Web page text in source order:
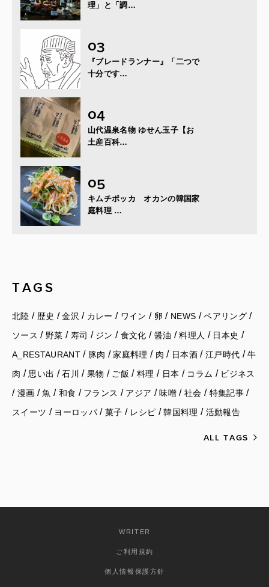
理」と「調…
『ブレードランナー』「二つで
十分です…
山代温泉名物 ゆせん玉子【お
土産百科…
キムチポッカ オカンの韓国家
庭料理 …
TAGS
北陸 / 歴史 /金沢 / カレー / ワイン / 卵 / NEWS /ペアリング/
ソース / 野菜 / 寿司 / ジン / 食文化 / 醤油 /料理人 / 日本史 /
A_RESTAURANT/ 豚肉 /家庭料理 / 肉 / 日本酒/ 江戸時代 /牛
肉 / 思い出 /石川 / 果物 / ご飯 /料理 / 日本 / コラム / ビジネス
/ 漫画 /魚 / 和食 / フランス / アジア /味噌/ 社会 / 特集記事/
スイーツ / ヨーロッパ/ 菓子 / レシピ /韓国料理 / 活動報告
ALL TAGS
WRITER
ご利用規約
個人情報保護方針